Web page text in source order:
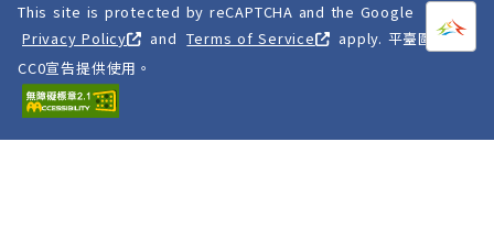
打開
This site is protected by reCAPTCHA and the Google
Privacy Policy
and Terms of Service
apply. 平臺圖像以
CC0宣告提供使用。